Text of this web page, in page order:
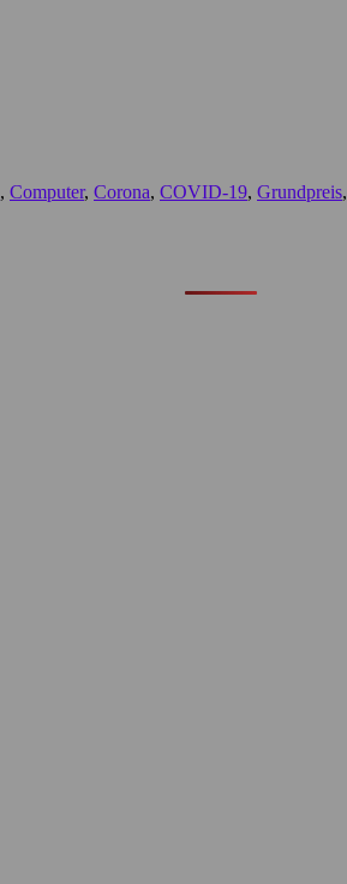
, Computer, Corona, COVID-19, Grundpreis,